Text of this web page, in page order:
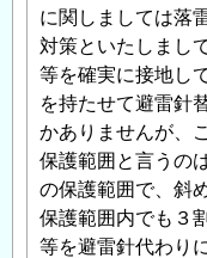
に関しましては落
対策といたしまし
等を確実に接地し
を持たせて避雷針
かありませんが、
保護範囲と言うの
の保護範囲で、斜
保護範囲内でも３
等を避雷針代わり